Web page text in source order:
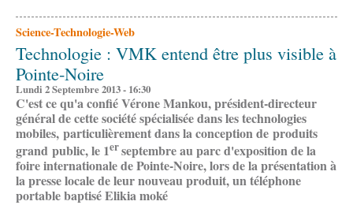
Science-Technologie-Web
Technologie : VMK entend être plus visible à
Pointe-Noire
Lundi 2 Septembre 2013 - 16:30
C'est ce qu'a confié Vérone Mankou, président-directeur
général de cette société spécialisée dans les technologies
mobiles, particulièrement dans la conception de produits
grand public, le 1erseptembre au parc d'exposition de la
foire internationale de Pointe-Noire, lors de la présentation à
la presse locale de leur nouveau produit, un téléphone
portable baptisé Elikia moké